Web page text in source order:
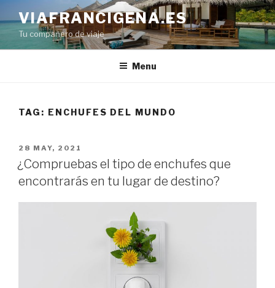
to
content
VIAFRANCIGENA.ES
Tu compañero de viaje
Menu
TAG: ENCHUFES DEL MUNDO
POSTED
ON
28 MAY, 2021
¿Compruebas el tipo de enchufes que
encontrarás en tu lugar de destino?